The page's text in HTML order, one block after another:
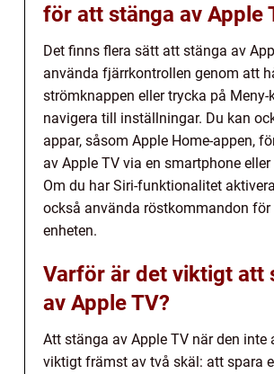
för att stänga av Apple
Det finns flera sätt att stänga av
använda fjärrkontrollen genom att
strömknappen eller trycka på Meny-
navigera till inställningar. Du kan
appar, såsom Apple Home-appen,
av Apple TV via en smartphone
Om du har Siri-funktionalitet
också använda röstkommandon
enheten.
Varför är det viktigt att
av Apple TV?
Att stänga av Apple TV när den inte
viktigt främst av två skäl: att spara